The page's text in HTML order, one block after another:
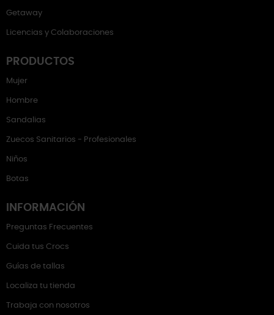
Getaway
Licencias y Colaboraciones
PRODUCTOS
Mujer
Hombre
Sandalias
Zuecos Sanitarios - Profesionales
Niños
Botas
INFORMACIÓN
Preguntas Frecuentes
Cuida tus Crocs
Guías de tallas
Localiza tu tienda
Trabaja con nosotros